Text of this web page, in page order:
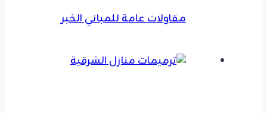
مقاولات عامة للمباني الخبر